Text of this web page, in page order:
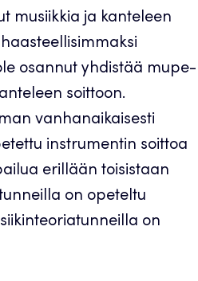
musiikkia ja kanteleen
osannut yhdistää mupe-
soittoon.
vanhanaikaisesti
instrumentin soittoa
erillään toisistaan
on opeteltu
on